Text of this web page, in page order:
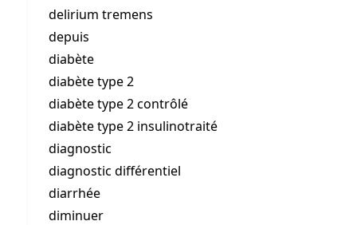
delirium tremens
depuis
diabète
diabète type 2
diabète type 2 contrôlé
diabète type 2 insulinotraité
diagnostic
diagnostic différentiel
diarrhée
diminuer